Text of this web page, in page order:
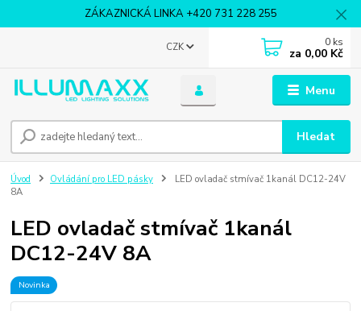
ZÁKAZNICKÁ LINKA +420 731 228 255
Menu
CZK
Hledat
0 ks
za 0,00 Kč
Úvod Ovládání pro LED pásky
LED ovladač stmívač 1kanál DC12-24V
8A
LED ovladač stmívač 1kanál
DC12-24V 8A
Novinka